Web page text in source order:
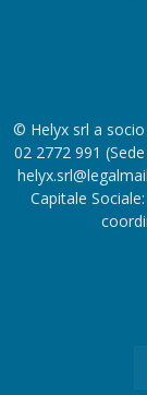
© Helyx srl a
02 2772 991
Capitale